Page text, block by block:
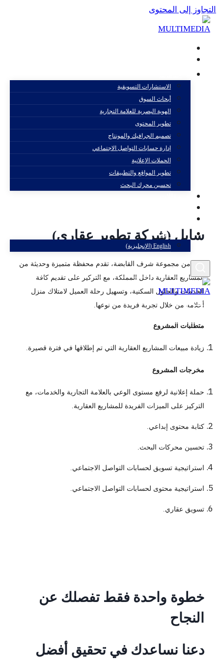
التجاوز إلى المحتوى
الاستشارات التسويقية
أبحاث السوق
الهوية البصرية للعلامة التجارية
تطوير المحتوى
تصميم الجرافيك والمونتاج
إدارة حسابات التواصل الاجتماعي
الحملات الإعلانية
تطوير المواقع والتطبيقات
تحسين محرك البحث
العربية
English
( الإنجليزية)
سيل
سايل (شركة تطوير عقاري)
جزء من مجموعة شرف القابضة، تقدم محفظة متميزة وحديثة من
المشاريع العقارية داخل المملكة، مع التركيز على تقديم كافة
الخدمات والحلول السكنية، وتسهيل رحلة العميل لامتلاك منزل
أحلامه من خلال تجربة فريدة من نوعها.
متطلبات المشروع
زيادة مبيعات المشاريع العقارية التي تم إطلاقها في فترة قصيرة.
مخرجات المشروع
حملة إعلانية لرفع مستوى الوعي بالعلامة التجارية والخدمات، مع
التركيز على الميزات الفريدة للمشاريع العقارية.
كتابة محتوى إبداعي.
تحسين محركات البحث.
استراتيجية تسويق لحسابات التواصل الاجتماعي.
استراتيجية محتوى لحسابات التواصل الاجتماعي.
تسويق عقاري.
خطوة واحدة فقط تفصلك عن
النجاح
دعنا نساعدك في تحقيق أفضل